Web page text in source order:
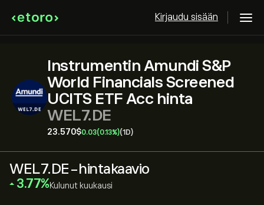
Kirjaudu sisään
Instrumentin Amundi S&P
World Financials Screened
UCITS ETF Acc hinta
WEL7.DE
23.570‎$‎0.03(0.13%)(1D)
WEL7.DE-hintakaavio
‎3.77‎ Kulunut kuukausi